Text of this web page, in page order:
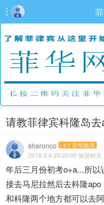

请教菲律宾科隆岛
sharonco Lv.1 菲华新兵
2018-2-6 20:20:00 旅游相关
年后三月份初考o+a...所
接去马尼拉然后去科隆
和科隆两个地方都可以去